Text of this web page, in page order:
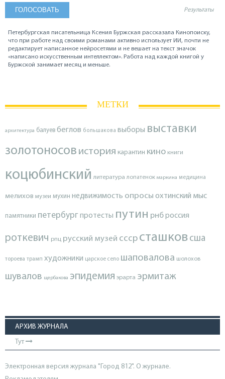
Результаты
Петербургская писательница Ксения Буржская рассказала Кинопоиску,
что при работе над своими романами активно использует ИИ, почти не
редактирует написанное нейросетями и не вешает на текст значок
«написано искусственным интеллектом». Работа над каждой книгой у
Буржской занимает месяц и меньше.
МЕТКИ
архитектура балуев беглов большакова выборы выставки
золотоносов история карантин кино книги
коцюбинский литература лопатенок маркина медицина
мелихов музеи мухин недвижимость опросы охтинский мыс
памятники петербургпротесты путин рнброссия
роткевич рпц русский музей ссср сташков сша
тороева трамп художники царское село шаповалова шолохов
шувалов щербакова эпидемия эрарта эрмитаж
АРХИВ ЖУРНАЛА
Тут
Электронная версия журнала "Город 812". О журнале.